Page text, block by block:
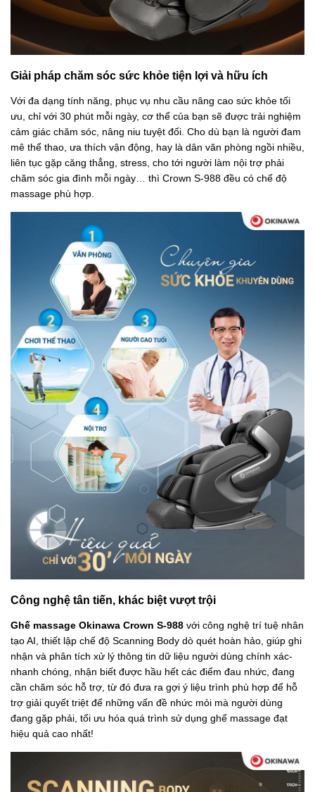
Giải pháp chăm sóc sức khỏe tiện lợi và hữu ích
Với đa dạng tính năng, phục vụ nhu cầu nâng cao sức khỏe tối
ưu, chỉ với 30 phút mỗi ngày, cơ thể của bạn sẽ được trải nghiệm
cảm giác chăm sóc, nâng niu tuyệt đối. Cho dù bạn là người đam
mê thể thao, ưa thích vận động, hay là dân văn phòng ngồi nhiều,
liên tục gặp căng thẳng, stress, cho tới người làm nội trợ phải
chăm sóc gia đình mỗi ngày… thì Crown S-988 đều có chế độ
massage phù hợp.
Công nghệ tân tiến, khác biệt vượt trội
Ghế massage Okinawa Crown S-988 với công nghệ trí tuệ nhân
tạo AI, thiết lập chế độ Scanning Body dò quét hoàn hảo, giúp ghi
nhận và phân tích xử lý thông tin dữ liệu người dùng chính xác-
nhanh chóng, nhận biết được hầu hết các điểm đau nhức, đang
cần chăm sóc hỗ trợ, từ đó đưa ra gợi ý liệu trình phù hợp để hỗ
trợ giải quyết triệt để những vấn đề nhức mỏi mà người dùng
đang gặp phải, tối ưu hóa quá trình sử dụng ghế massage đạt
hiệu quả cao nhất!